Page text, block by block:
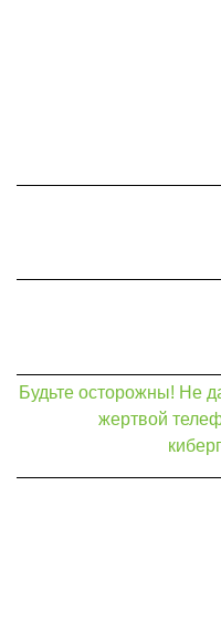
Будьте осторожны! Не
жертвой